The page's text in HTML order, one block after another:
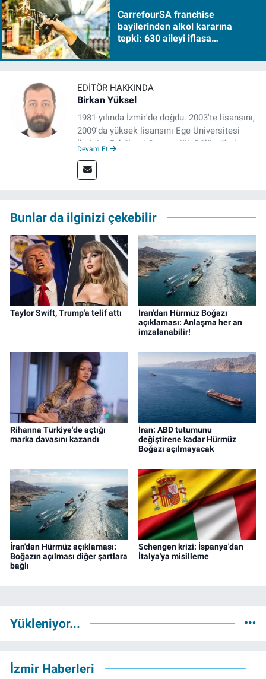
CarrefourSA franchise
bayilerinden alkol kararına
tepki: 630 aileyi iflasa
EDITÖR HAKKINDA
Birkan Yüksel
1981 yılında İzmir'de doğdu. 2003'te lisansını,
2009'da yüksek lisansını Ege Üniversitesi
İletişim Fakültesi Gazetecilik Bölümü'nde
tezinden hareketle yazdığı "İdeoloji ve
Gündelik Hayatta Milliyetçilik" adlı kitabı,
ve editör olarak görev yapmaktadır.
Devam Et
Bunlar da ilginizi çekebilir
Taylor Swift, Trump'a telif attı
İran'dan Hürmüz Boğazı
açıklaması: Anlaşma her an
imzalanabilir!
Rihanna Türkiye'de açtığı
marka davasını kazandı
İran: ABD tutumunu
değiştirene kadar Hürmüz
Boğazı açılmayacak
İran'dan Hürmüz açıklaması:
Boğazın açılması diğer şartlara
bağlı
Schengen krizi: İspanya'dan
İtalya'ya misilleme
Yükleniyor...
İzmir Haberleri